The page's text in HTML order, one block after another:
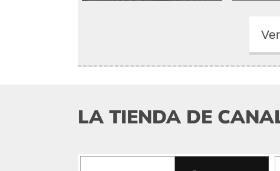
LA TIENDA DE